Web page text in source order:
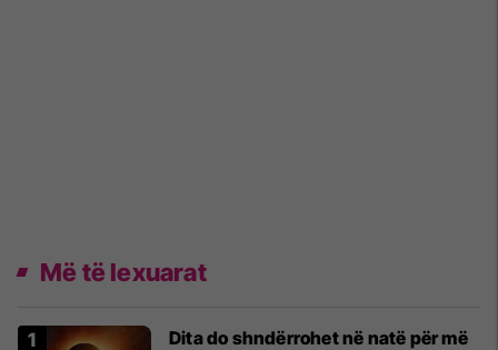
Më të lexuarat
Dita do shndërrohet në natë për më